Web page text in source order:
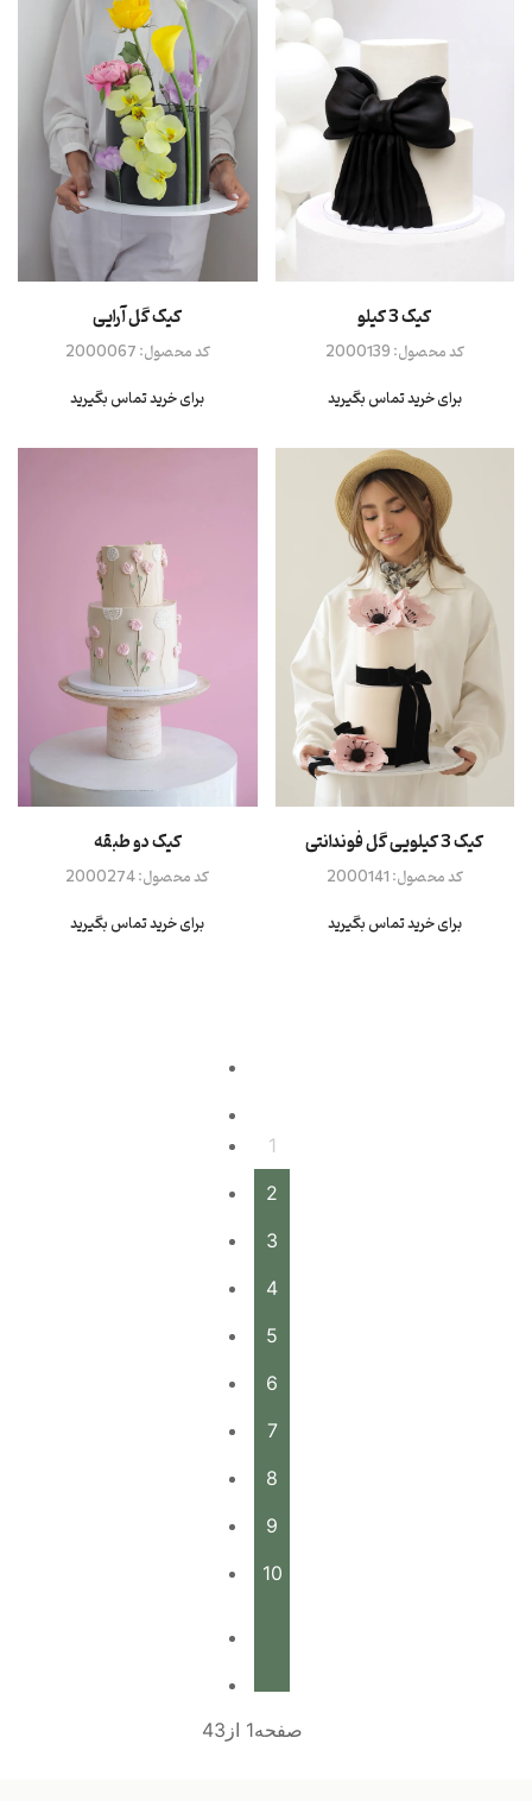
کیک 3 کیلو
برای خرید تماس بگیرید
کد محصول:2000139
کیک گل آرایی
برای خرید تماس بگیرید
کد محصول:2000067
کیک 3 کیلویی گل فوندانتی
برای خرید تماس بگیرید
کد محصول:2000141
کیک دو طبقه
برای خرید تماس بگیرید
کد محصول:2000274
1
2
3
4
5
6
7
8
9
10
صفحه1 از43